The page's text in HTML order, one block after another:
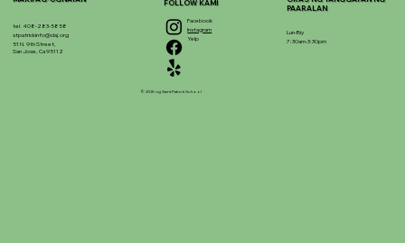
tel. 408-283-5858
stpatrickinfo@dsj.org
51 N. 9th Street,
San Jose, Ca 95112
Facebook
Instagram
Yelp
FOLLOW KAMI
© 2025 ng Saint Patrick School
PAARALAN
Lun-Biy
7:30am-3:30pm